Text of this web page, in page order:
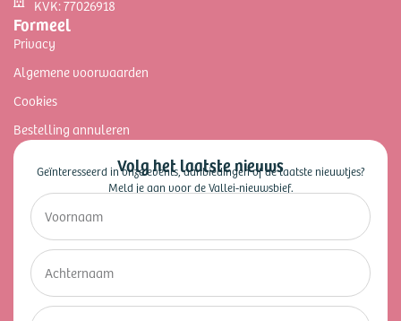
KVK: 77026918
Formeel
Privacy
Algemene voorwaarden
Cookies
Bestelling annuleren
Volg het laatste nieuws
Geïnteresseerd in onze events, aanbiedingen of de laatste nieuwtjes?
Meld je aan voor de Vallei-nieuwsbief.